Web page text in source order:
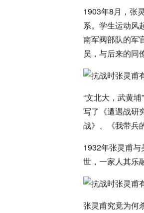
1903年8月，张
系。学生运动风
南军阀部队的军
员，与后来的同
“文北大，武黄
写了《遭遇战研
战》、《我带兵
1932年张灵甫
世，一家人其乐
张灵甫究竟为何